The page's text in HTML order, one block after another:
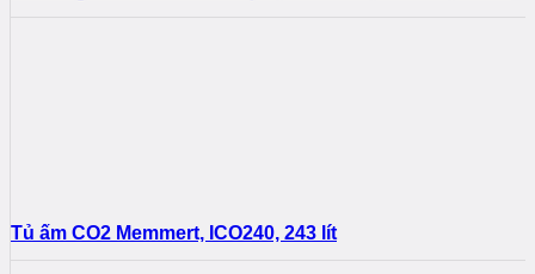
Tủ ấm CO2 Memmert, ICO240, 243 lít